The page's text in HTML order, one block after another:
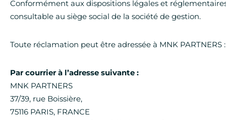
Conformément aux dispositions légales et
consultable au siège social de la société de gestion.
Toute réclamation peut être adressée à MNK PARTNERS :
Par courrier à l’adresse suivante :
MNK PARTNERS
37/39, rue Boissière,
75116 PARIS, FRANCE